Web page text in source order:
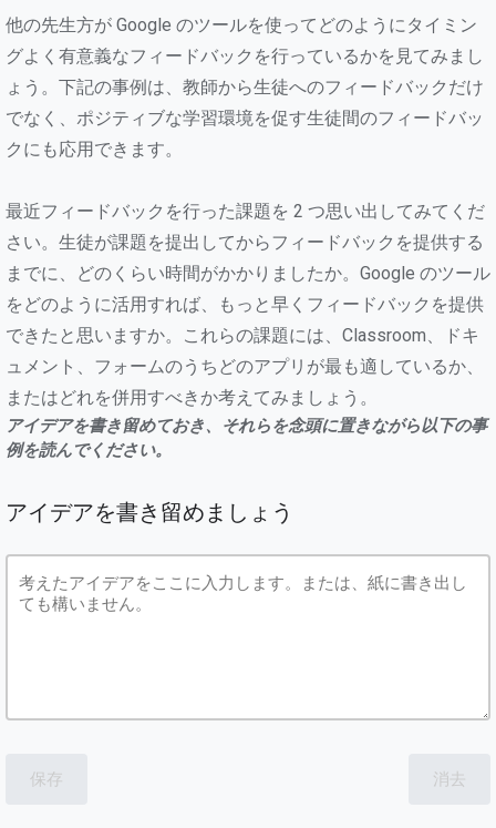
他の先生方が Google のツールを使ってどのようにタイミン
グよく有意義なフィードバックを行っているかを見てみまし
ょう。下記の事例は、教師から生徒へのフィードバックだけ
でなく、ポジティブな学習環境を促す生徒間のフィードバッ
クにも応用できます。
最近フィードバックを行った課題を 2 つ思い出してみてくだ
さい。生徒が課題を提出してからフィードバックを提供する
までに、どのくらい時間がかかりましたか。Google のツール
をどのように活用すれば、もっと早くフィードバックを提供
できたと思いますか。これらの課題には、Classroom、ドキ
ュメント、フォームのうちどのアプリが最も適しているか、
またはどれを併用すべきか考えてみましょう。
アイデアを書き留めておき、それらを念頭に置きながら以下の事
例を読んでください。
アイデアを書き留めましょう
保存 消去